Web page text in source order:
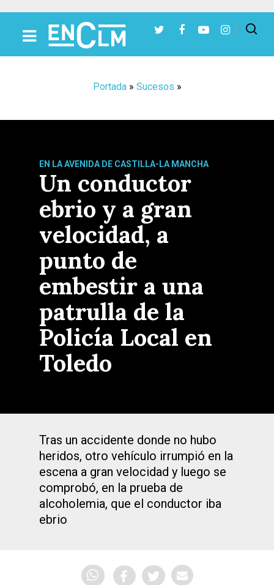
Portada» Sucesos »
EN LA AVENIDA DE CASTILLA-LA MANCHA
Un conductor
ebrio y a gran
velocidad, a
punto de
embestir a una
patrulla de la
Policía Local en
Toledo
Tras un accidente donde no hubo
heridos, otro vehículo irrumpió en la
escena a gran velocidad y luego se
comprobó, en la prueba de
alcoholemia, que el conductor iba
ebrio